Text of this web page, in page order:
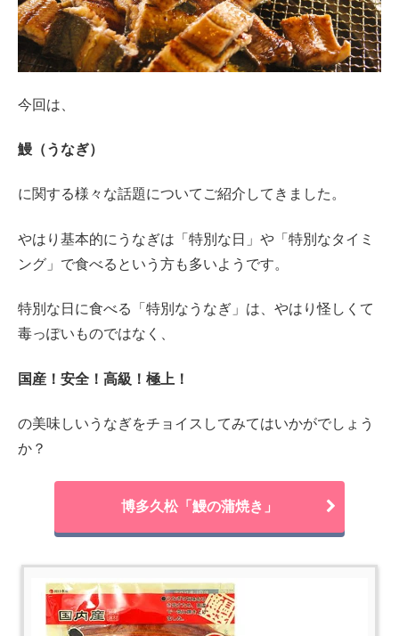
今回は、
鰻（うなぎ）
に関する様々な話題についてご紹介してきました。
やはり基本的にうなぎは「特別な日」や「特別なタイミ
ング」で食べるという方も多いようです。
特別な日に食べる「特別なうなぎ」は、やはり怪しくて
毒っぽいものではなく、
国産！安全！高級！極上！
の美味しいうなぎをチョイスしてみてはいかがでしょう
か？
博多久松「鰻の蒲焼き」